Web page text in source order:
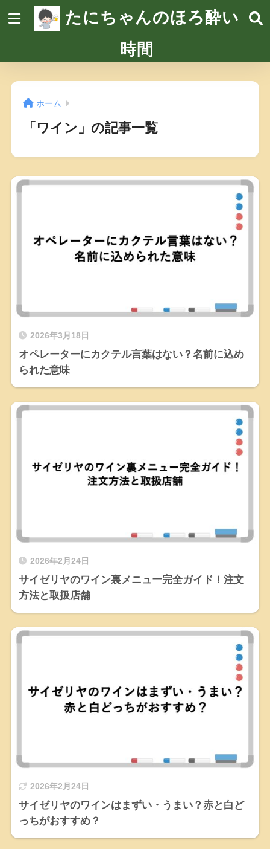
たにちゃんのほろ酔い
時間
ホーム
「ワイン」の記事一覧
2026年3月18日
オペレーターにカクテル言葉はない？名前に込め
られた意味
2026年2月24日
サイゼリヤのワイン裏メニュー完全ガイド！注文
方法と取扱店舗
2026年2月24日
サイゼリヤのワインはまずい・うまい？赤と白ど
っちがおすすめ？